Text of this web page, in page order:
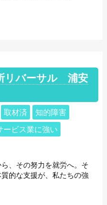
リバーサル 浦安
取材済
知的障害
ービス業に強い
、その努力を就労へ。そ
的な支援が、私たちの強